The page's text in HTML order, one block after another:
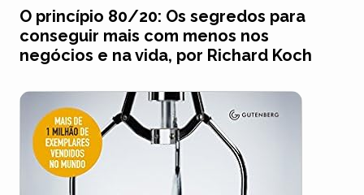
O princípio 80/20: Os segredos para
conseguir mais com menos nos
negócios e na vida, por Richard Koch